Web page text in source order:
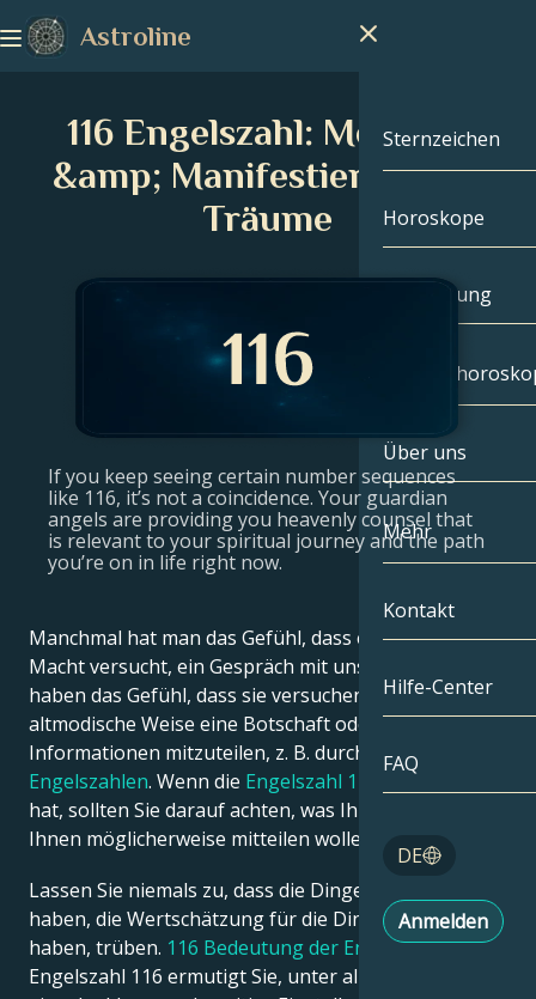
Astroline
Sternzeichen
Sternzeichen
Steinbock
Fische
Widder
Stier
Krebs
Löwe
Jungfrau
Schütze
Horoskope
Handlesung
Über uns
Mehr
Kompatibilität
Tarot
Engelszahlen
Kontakt
Hilfe-Center
FAQ
DE
English
Anmelden
116 Engelszahl: Meistere
&amp; Manifestiere deine
Träume
If you keep seeing certain number sequences
like 116, it’s not a coincidence. Your guardian
angels are providing you heavenly counsel that
is relevant to your spiritual journey and the path
you’re on in life right now.
Manchmal hat man das Gefühl, dass eine höhere
Macht versucht, ein Gespräch mit uns zu führen. Wir
haben das Gefühl, dass sie versuchen, uns auf
altmodische Weise eine Botschaft oder
Informationen mitzuteilen, z. B. durch die
Engelszahlen. Wenn die Engelszahl 116
Sie verfolgt
hat, sollten Sie darauf achten, was Ihre
Ihnen möglicherweise mitteilen wollen.
Lassen Sie niemals zu, dass die Dinge, die wir nicht
haben, die Wertschätzung für die Dinge, die wir
haben, trüben. 116 Bedeutung der Engelszahl: Die
Engelszahl 116 ermutigt Sie, unter allen Umständen